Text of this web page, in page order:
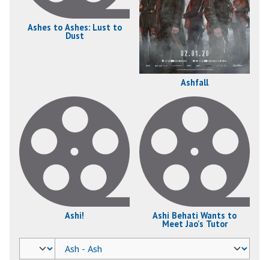
Ashes to Ashes: Lust to
Dust
Ashfall
Ashi! Ashi Behati Wants to
Meet Jao's Tutor